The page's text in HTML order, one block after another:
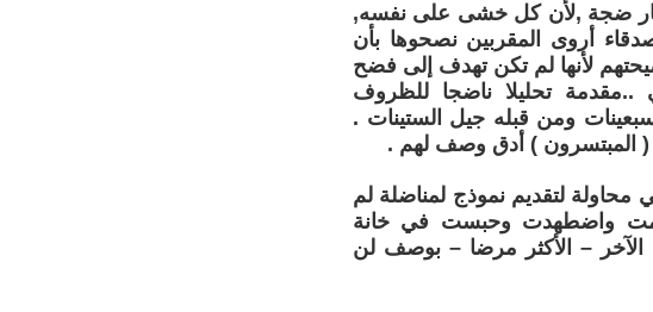
ضجة ,لأن كل خشى على نفسه,
أروى المقربين نصحوها بأن
لأنها لم تكن تهدف إلى فضح
تحليلا ناضجا للظروف
ومن قبله جيل الستينات .
المبتسرون ) أدق وصف لهم .
لتقديم نموذج لمناضلة لم
واضطهدت وحبست في خانة
الآخر – الأكثر مرضا – بوصف لن